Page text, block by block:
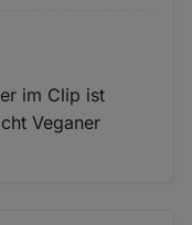
im Clip ist
Veganer